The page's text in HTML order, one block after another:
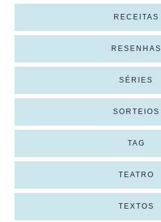
RECEITAS
RESENHAS
SÉRIES
SORTEIOS
TAG
TEATRO
TEXTOS